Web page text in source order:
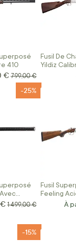
410
€ Prix normal
799,00 €
Fusil De
Yildiz
-25%
Prix normal
1 499,00 €
Fusil
Feeling
CalibreÀ
-15%